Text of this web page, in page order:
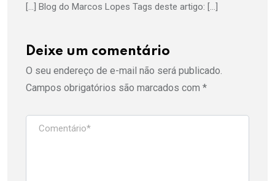
[…] Blog do Marcos Lopes Tags deste artigo: […]
Deixe um comentário
O seu endereço de e-mail não será publicado.
Campos obrigatórios são marcados com *